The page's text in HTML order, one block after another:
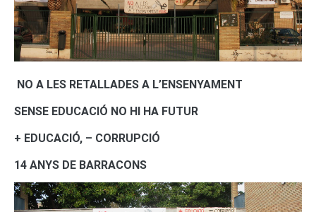
NO A LES RETALLADES A L’ENSENYAMENT
SENSE EDUCACIÓ NO HI HA FUTUR
+ EDUCACIÓ, – CORRUPCIÓ
14 ANYS DE BARRACONS